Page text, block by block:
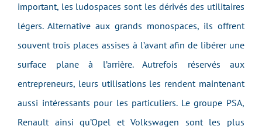
important, les ludospaces sont les dérivés des utilitaires
légers. Alternative aux grands monospaces, ils offrent
souvent trois places assises à l’avant afin de libérer une
surface plane à l’arrière. Autrefois réservés aux
entrepreneurs, leurs utilisations les rendent maintenant
aussi intéressants pour les particuliers. Le groupe PSA,
Renault ainsi qu’Opel et Volkswagen sont les plus